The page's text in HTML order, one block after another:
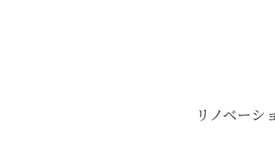
リノベー